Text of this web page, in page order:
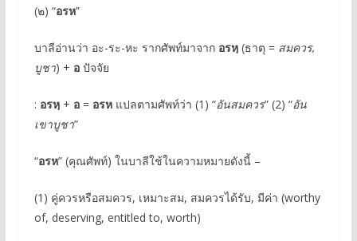
(๒) “อรห”
บาลีอ่านว่า อะ-ระ-หะ รากศัพท์มาจาก อรหฺ(ธาตุ = สมควร,
บูชา) + อปัจจัย
: อรหฺ+ อ= อรหแปลตามศัพท์ว่า (1) “อันสมควร” (2) “อัน
เขาบูชา”
“อรห” (คุณศัพท์) ในบาลีใช้ในความหมายดังนี้ –
(1) คู่ควรหรือสมควร, เหมาะสม, สมควรได้รับ, มีค่า (worthy
of, deserving, entitled to, worth)